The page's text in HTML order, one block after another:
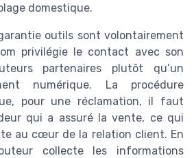
domestique.
outils sont volontairement
privilégie le contact avec son
partenaires plutôt qu’un
numérique. La procédure
pour une réclamation, il faut
qui a assuré la vente, ce qui
au cœur de la relation client. En
collecte les informations